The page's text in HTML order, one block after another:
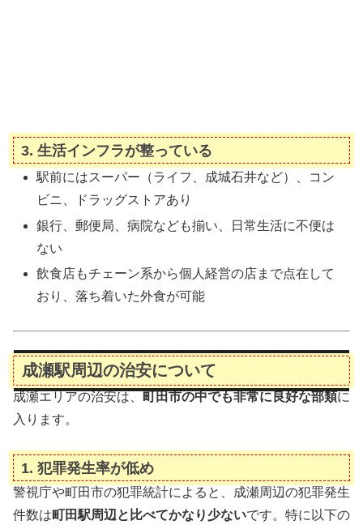
3. 生活インフラが整っている
駅前にはスーパー（ライフ、成城石井など）、コン
ビニ、ドラッグストアあり
銀行、郵便局、病院なども揃い、日常生活に不便は
ない
飲食店もチェーン系から個人経営の店まで点在して
おり、落ち着いた外食が可能
成瀬駅周辺の治安について
成瀬エリアの治安は、 町田市の中でも非常に良好な部類に
入ります。
1. 犯罪発生率が低め
警視庁や町田市の犯罪統計によると、成瀬周辺の犯罪発生
件数は町田駅周辺と比べてかなり少ないです。特に以下の